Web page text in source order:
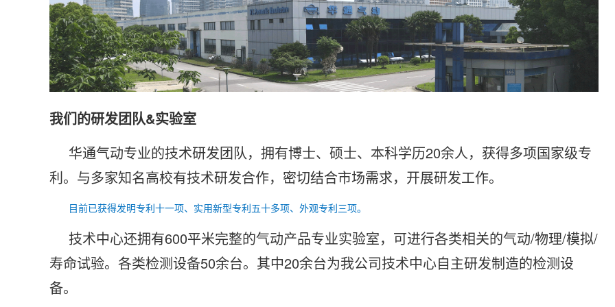
我们的研发团队&实验室
华通气动专业的技术研发团队，拥有博士、硕士、本科学历20余人，获得多项国家级专
利。与多家知名高校有技术研发合作，密切结合市场需求，开展研发工作。
目前已获得发明专利十一项、实用新型专利五十多项、外观专利三项。
技术中心还拥有600平米完整的气动产品专业实验室，可进行各类相关的气动/物理/模拟/
寿命试验。各类检测设备50余台。其中20余台为我公司技术中心自主研发制造的检测设
备。